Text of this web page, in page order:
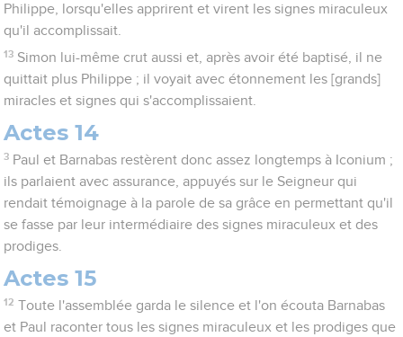
Philippe, lorsqu'elles apprirent et virent les signes miraculeux
qu'il accomplissait.
13 Simon lui-même crut aussi et, après avoir été baptisé, il ne
quittait plus Philippe ; il voyait avec étonnement les [grands]
miracles et signes qui s'accomplissaient.
Actes 14
3 Paul et Barnabas restèrent donc assez longtemps à Iconium ;
ils parlaient avec assurance, appuyés sur le Seigneur qui
rendait témoignage à la parole de sa grâce en permettant qu'il
se fasse par leur intermédiaire des signes miraculeux et des
prodiges.
Actes 15
12 Toute l'assemblée garda le silence et l'on écouta Barnabas
et Paul raconter tous les signes miraculeux et les prodiges que